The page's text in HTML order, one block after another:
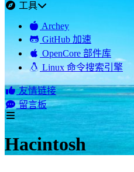
工具
Archey
GitHub 加速
OpenCore 部件库
Linux 命令搜索引擎
友情链接
留言板
Hacintosh